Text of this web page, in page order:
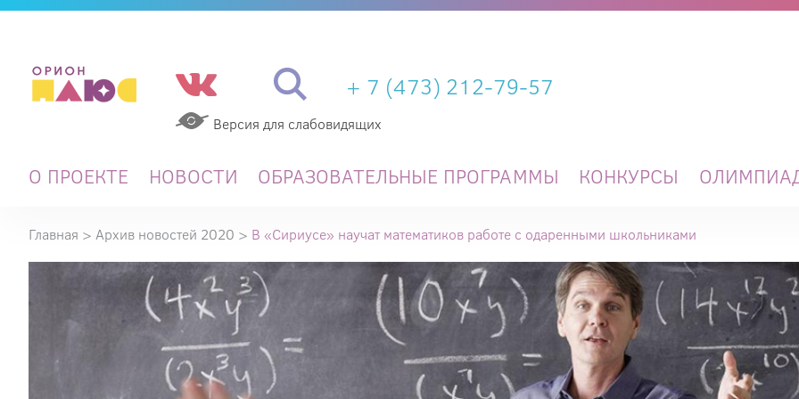
Версия для слабовидящих
+ 7 (473) 212-79-57
О ПРОЕКТЕ НОВОСТИ ОБРАЗОВАТЕЛЬНЫЕ ПРОГРАММЫ КОНКУРСЫ
Главная > Архив новостей 2020 > В «Сириусе» научат математиков работе с одаренными школьниками